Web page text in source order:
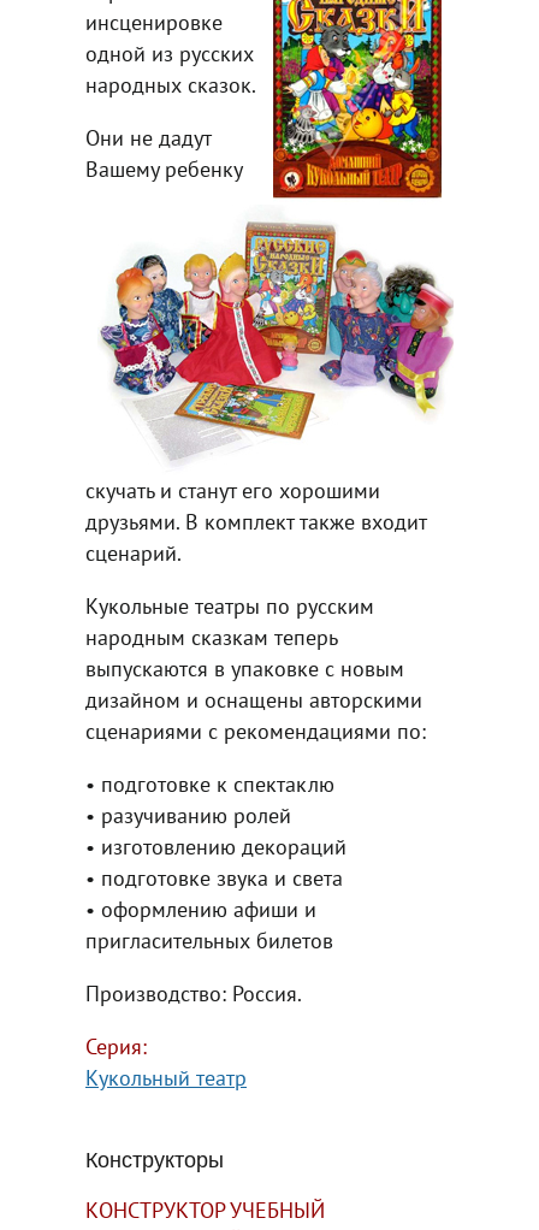
инсценировке
одной из русских
народных сказок.
Они не дадут
Вашему ребенку
скучать и станут его хорошими
друзьями. В комплект также входит
сценарий.
Кукольные театры по русским
народным сказкам теперь
выпускаются в упаковке с новым
дизайном и оснащены авторскими
сценариями с рекомендациями по:
• подготовке к спектаклю
• разучиванию ролей
• изготовлению декораций
• подготовке звука и света
• оформлению афиши и
пригласительных билетов
Производство: Россия.
Серия:
Кукольный театр
Конструкторы
КОНСТРУКТОР УЧЕБНЫЙ